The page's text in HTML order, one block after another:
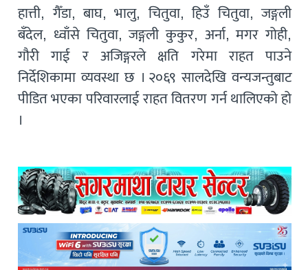
हात्ती, गैँडा, बाघ, भालु, चितुवा, हिउँ चितुवा, जङ्गली
बँदेल, ध्वाँसे चितुवा, जङ्गली कुकुर, अर्ना, मगर गोही,
गौरी गाई र अजिङ्गरले क्षति गरेमा राहत पाउने
निर्देशिकामा व्यवस्था छ । २०६९ सालदेखि वन्यजन्तुबाट
पीडित भएका परिवारलाई राहत वितरण गर्न थालिएको हो
।